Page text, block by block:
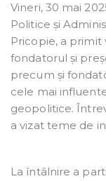
Vineri, 30 mai
Politice și
Pricopie, a primit
fondatorul și
precum și
cele mai
geopolitice.
a vizat teme de
La întâlnire a